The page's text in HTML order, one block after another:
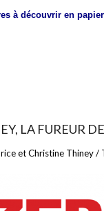
à découvrir en
LA FUREUR
et Christine Thiney /